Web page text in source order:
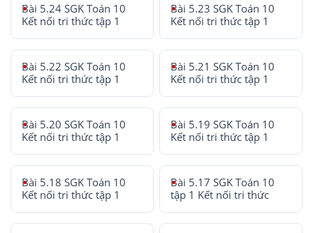
Bài 5.24 SGK Toán 10
Kết nối tri thức tập 1
Bài 5.23 SGK Toán 10
Kết nối tri thức tập 1
Bài 5.22 SGK Toán 10
Kết nối tri thức tập 1
Bài 5.21 SGK Toán 10
Kết nối tri thức tập 1
Bài 5.20 SGK Toán 10
Kết nối tri thức tập 1
Bài 5.19 SGK Toán 10
Kết nối tri thức tập 1
Bài 5.18 SGK Toán 10
Kết nối tri thức tập 1
Bài 5.17 SGK Toán 10
tập 1 Kết nối tri thức